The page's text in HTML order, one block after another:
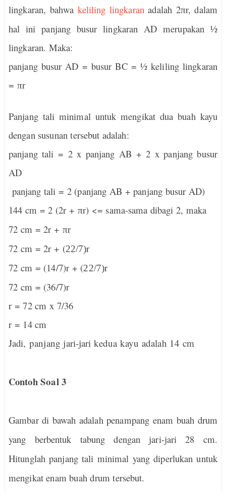
lingkaran, bahwa keliling lingkaranadalah 2πr, dalam
hal ini panjang busur lingkaran AD merupakan ½
lingkaran. Maka:
panjang busur AD = busur BC = ½ keliling lingkaran
= πr
Panjang tali minimal untuk mengikat dua buah kayu
dengan susunan tersebut adalah:
panjang tali = 2 x panjang AB + 2 x panjang busur
AD
panjang tali = 2 (panjang AB + panjang busur AD)
144 cm = 2 (2r + πr) <= sama-sama dibagi 2, maka
72 cm = 2r + πr
72 cm = 2r + (22/7)r
72 cm = (14/7)r + (22/7)r
72 cm = (36/7)r
r = 72 cm x 7/36
r = 14 cm
Jadi,panjang jari-jari kedua kayu adalah 14 cm
ContohSoal 3
Gambar di bawah adalah penampang enam buah drum
yang berbentuk tabung dengan jari-jari 28 cm.
Hitunglah panjang tali minimal yang diperlukan untuk
mengikat enam buah drum tersebut.